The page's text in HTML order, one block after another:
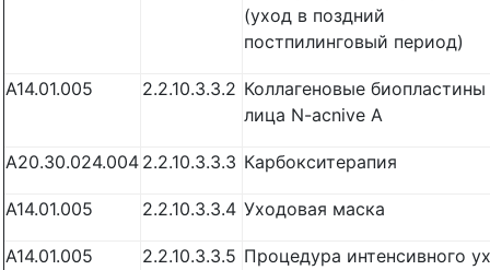
(уход в поздний
постпилинговый период)
A14.01.005 2.2.10.3.3.2 Коллагеновые
лица N-acnive A
А20.30.024.004 2.2.10.3.3.3 Карбокситерапия
A14.01.005 2.2.10.3.3.4 Уходовая маска
A14.01.005 2.2.10.3.3.5 Процедура интенсивного